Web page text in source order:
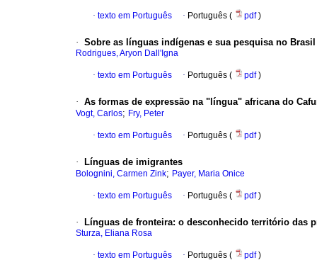
· texto em Português · Português ( pdf)
· Sobre as línguas indígenas e sua pesquisa no Brasil
Rodrigues, Aryon Dall'Igna
· texto em Português · Português ( pdf)
· As formas de expressão na "língua" africana do
Vogt, Carlos; Fry, Peter
· texto em Português · Português ( pdf)
· Línguas de imigrantes
Bolognini, Carmen Zink; Payer, Maria Onice
· texto em Português · Português ( pdf)
· Línguas de fronteira: o desconhecido território das
Sturza, Eliana Rosa
· texto em Português · Português ( pdf)